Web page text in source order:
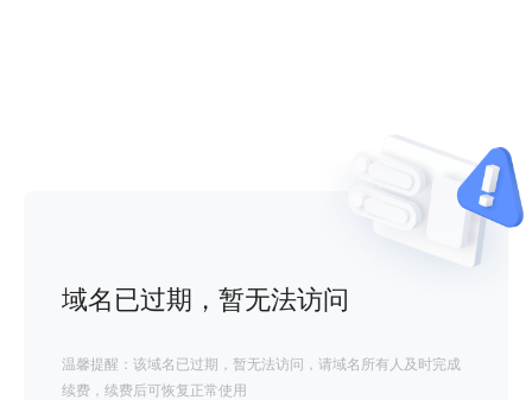
域名已过期，暂无法访问
温馨提醒：该域名已过期，暂无法访问，请域名所有人及时完成
续费，续费后可恢复正常使用